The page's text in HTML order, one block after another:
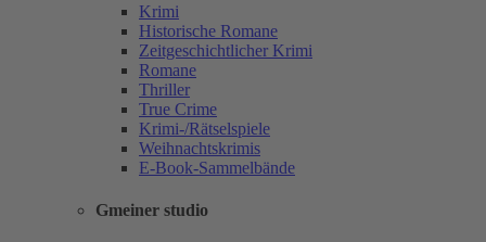
Krimi
Historische Romane
Zeitgeschichtlicher Krimi
Romane
Thriller
True Crime
Krimi-/Rätselspiele
Weihnachtskrimis
E-Book-Sammelbände
Gmeiner studio